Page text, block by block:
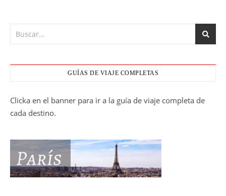
GUÍAS DE VIAJE COMPLETAS
Clicka en el banner para ir a la guía de viaje completa de
cada destino.